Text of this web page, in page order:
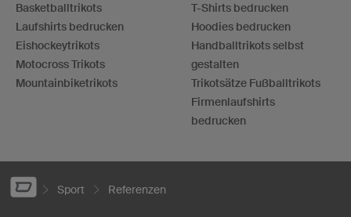
Basketballtrikots
Laufshirts bedrucken
Eishockeytrikots
Motocross Trikots
Mountainbiketrikots
T-Shirts bedrucken
Hoodies bedrucken
Handballtrikots selbst
gestalten
Trikotsätze Fußballtrikots
Firmenlaufshirts
bedrucken
Sport Referenzen